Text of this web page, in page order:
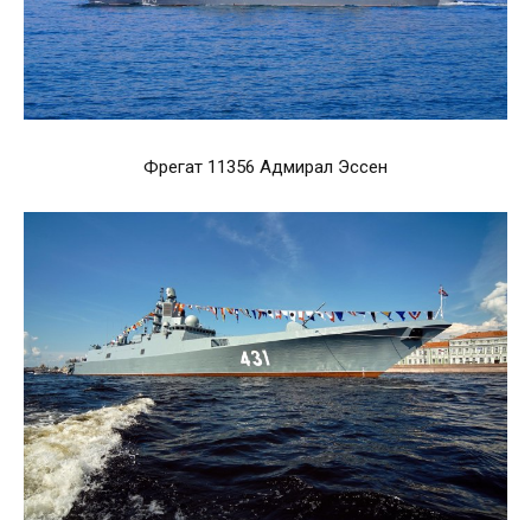
Фрегат 11356 Адмирал Эссен